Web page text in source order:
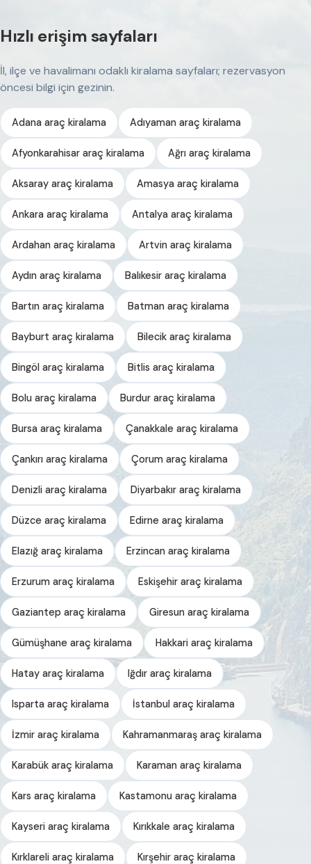
Hızlı erişim sayfaları
İl, ilçe ve havalimanı odaklı kiralama sayfaları; rezervasyon
öncesi bilgi için gezinin.
Adana araç kiralama Adıyaman araç kiralama
Afyonkarahisar araç kiralama Ağrı araç kiralama
Aksaray araç kiralama Amasya araç kiralama
Ankara araç kiralama Antalya araç kiralama
Ardahan araç kiralama Artvin araç kiralama
Aydın araç kiralama Balıkesir araç kiralama
Bartın araç kiralama Batman araç kiralama
Bayburt araç kiralama Bilecik araç kiralama
Bingöl araç kiralama Bitlis araç kiralama
Bolu araç kiralama Burdur araç kiralama
Bursa araç kiralama Çanakkale araç kiralama
Çankırı araç kiralama Çorum araç kiralama
Denizli araç kiralama Diyarbakır araç kiralama
Düzce araç kiralama Edirne araç kiralama
Elazığ araç kiralama Erzincan araç kiralama
Erzurum araç kiralama Eskişehir araç kiralama
Gaziantep araç kiralama Giresun araç kiralama
Gümüşhane araç kiralama Hakkari araç kiralama
Hatay araç kiralama Iğdır araç kiralama
Isparta araç kiralama İstanbul araç kiralama
İzmir araç kiralama Kahramanmaraş araç kiralama
Karabük araç kiralama Karaman araç kiralama
Kars araç kiralama Kastamonu araç kiralama
Kayseri araç kiralama Kırıkkale araç kiralama
Kırklareli araç kiralama Kırşehir araç kiralama